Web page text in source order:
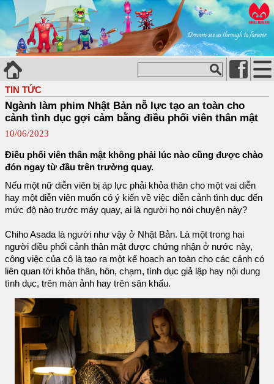
TIN TỨC
Ngành làm phim Nhật Bản nỗ lực tạo an toàn cho
cảnh tình dục gợi cảm bằng điều phối viên thân mật
10/06/2023
Điều phối viên thân mật không phải lúc nào cũng được chào
đón ngay từ đầu trên trường quay.
Nếu một nữ diễn viên bị áp lực phải khỏa thân cho một vai diễn
hay một diễn viên muốn có ý kiến về việc diễn cảnh tình dục đến
mức độ nào trước máy quay, ai là người họ nói chuyện này?
Chiho Asada là người như vậy ở Nhật Bản. Là một trong hai
người điều phối cảnh thân mật được chứng nhận ở nước này,
công việc của cô là tạo ra một kế hoạch an toàn cho các cảnh có
liên quan tới khỏa thân, hôn, chạm, tình dục giả lập hay nội dung
tình dục, trên màn ảnh hay trên sân khấu.